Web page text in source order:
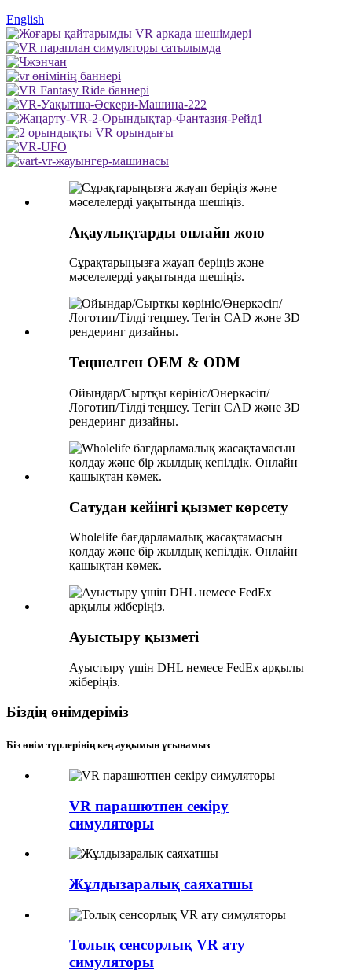
English
Ақаулықтарды онлайн жою
Сұрақтарыңызға жауап беріңіз және
мәселелерді уақытында шешіңіз.
Теңшелген OEM & ODM
Ойындар/Сыртқы көрініс/Өнеркәсіп/
Логотип/Тілді теңшеу. Тегін CAD және 3D
рендеринг дизайны.
Сатудан кейінгі қызмет көрсету
Wholelife бағдарламалық жасақтамасын
қолдау және бір жылдық кепілдік. Онлайн
қашықтан көмек.
Ауыстыру қызметі
Ауыстыру үшін DHL немесе FedEx арқылы
жіберіңіз.
Біздің өнімдеріміз
Біз өнім түрлерінің кең ауқымын ұсынамыз
VR парашютпен секіру
симуляторы
Жұлдызаралық саяхатшы
Толық сенсорлық VR ату
симуляторы